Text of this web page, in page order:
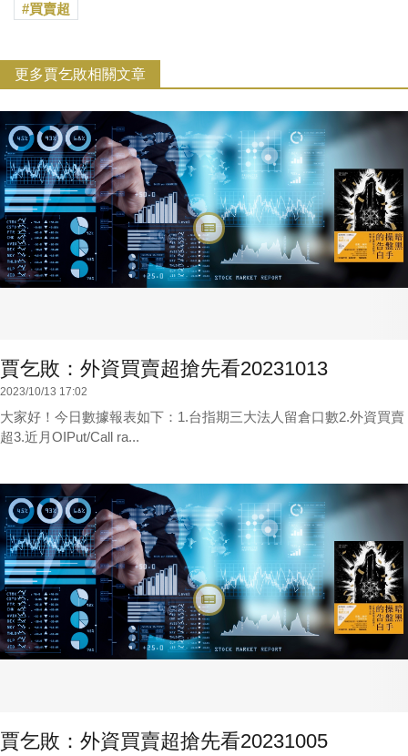
買賣超
更多賈乞敗相關文章
賈乞敗：外資買賣超搶先看20231013
2023/10/13 17:02
大家好！今日數據報表如下：1.台指期三大法人留倉口數2.外資買賣
超3.近月OIPut/Call ra...
賈乞敗：外資買賣超搶先看20231005